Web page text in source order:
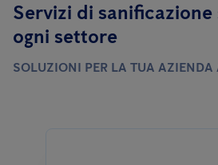
Servizi di
ogni settore
SOLUZIONI PER LA TUA AZIENDA